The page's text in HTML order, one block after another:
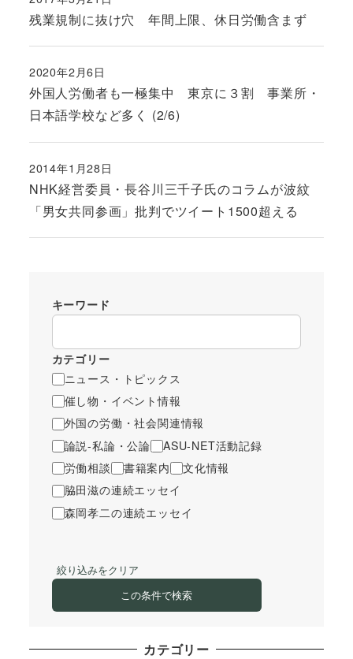
残業規制に抜け穴 年間上限、休日労働含まず
投稿日
外国人労働者も一極集中 東京に３割 事業所・
日本語学校など多く (2/6)
投稿日
2020年2月6日
NHK経営委員・長谷川三千子氏のコラムが波紋
「男女共同参画」批判でツイート1500超える
投稿日
2014年1月28日
キーワード
カテゴリー
ニュース・トピックス
催し物・イベント情報
外国の労働・社会関連情報
論説-私論・公論
ASU-NET活動記録
労働相談
書籍案内
文化情報
脇田滋の連続エッセイ
森岡孝二の連続エッセイ
絞り込みをクリア
この条件で検索
カテゴリー